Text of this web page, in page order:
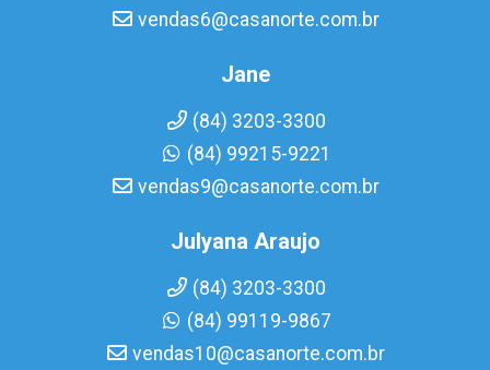
vendas6@casanorte.com.br
Jane
(84) 3203-3300
(84) 99215-9221
vendas9@casanorte.com.br
Julyana Araujo
(84) 3203-3300
(84) 99119-9867
vendas10@casanorte.com.br